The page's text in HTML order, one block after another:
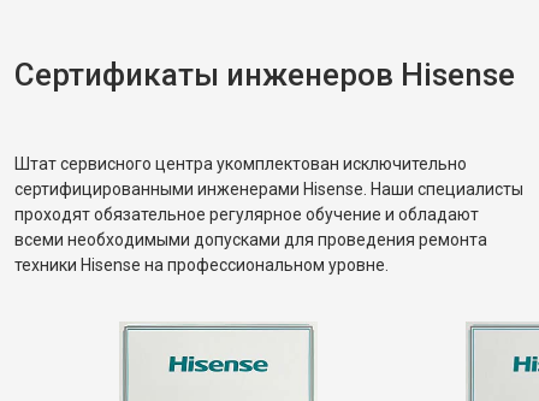
Сертификаты инженеров Hisense
Штат сервисного центра укомплектован исключительно
сертифицированными инженерами Hisense. Наши специалисты
проходят обязательное регулярное обучение и обладают
всеми необходимыми допусками для проведения ремонта
техники Hisense на профессиональном уровне.